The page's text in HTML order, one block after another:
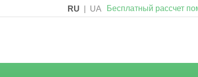
RU UA Бесплатный рассчет